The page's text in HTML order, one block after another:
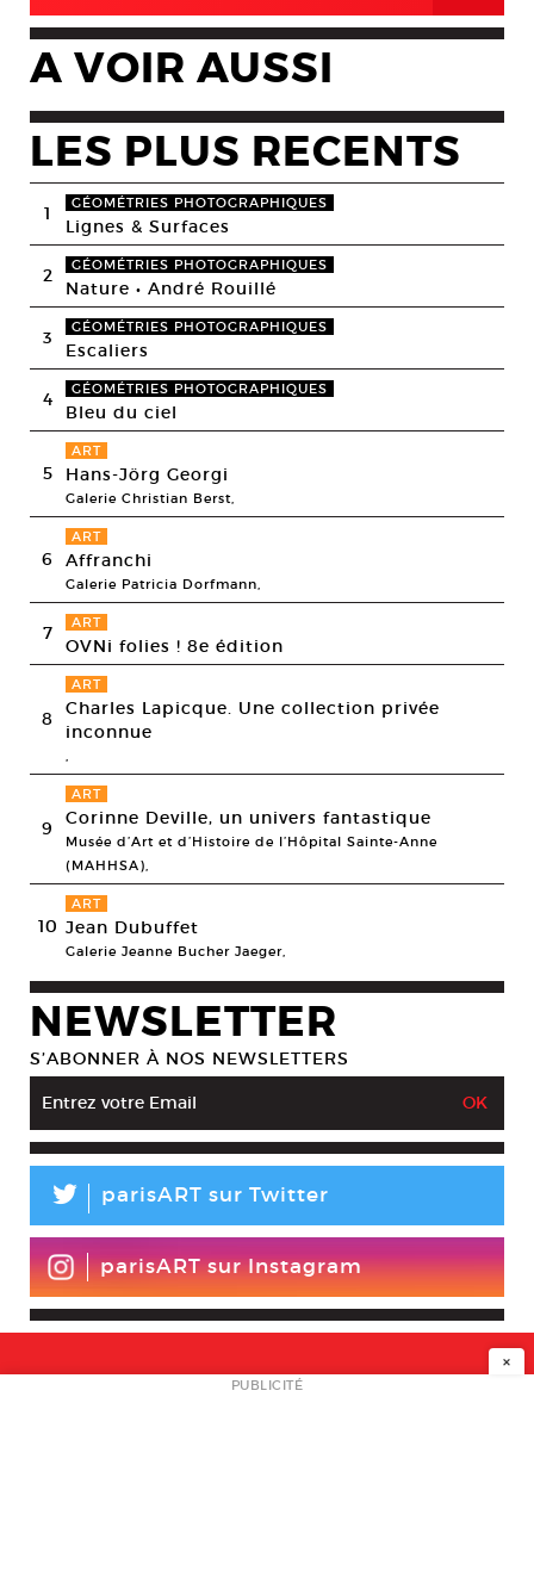
A VOIR AUSSI
LES PLUS RECENTS
1 GÉOMÉTRIES PHOTOGRAPHIQUES
Lignes & Surfaces
2 GÉOMÉTRIES PHOTOGRAPHIQUES
Nature • André Rouillé
3 GÉOMÉTRIES PHOTOGRAPHIQUES
Escaliers
4 GÉOMÉTRIES PHOTOGRAPHIQUES
Bleu du ciel
5
ART
Hans-Jörg Georgi
Galerie Christian Berst,
6
ART
Affranchi
Galerie Patricia Dorfmann,
7 ART
OVNi folies ! 8e édition
8
ART
Charles Lapicque. Une collection privée
inconnue
,
9
ART
Corinne Deville, un univers fantastique
Musée d’Art et d’Histoire de l’Hôpital Sainte-Anne
(MAHHSA),
10
ART
Jean Dubuffet
Galerie Jeanne Bucher Jaeger,
NEWSLETTER
S’ABONNER À NOS NEWSLETTERS
L parisART sur Twitter
parisART sur Instagram
NEWSLETTER
×
PUBLICITÉ